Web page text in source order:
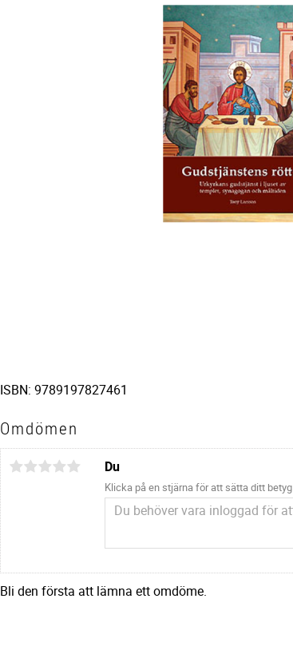
ISBN: 9789197827461
Omdömen
Du
Klicka på en stjärna för att sätta ditt betyg
Bli den första att lämna ett omdöme.